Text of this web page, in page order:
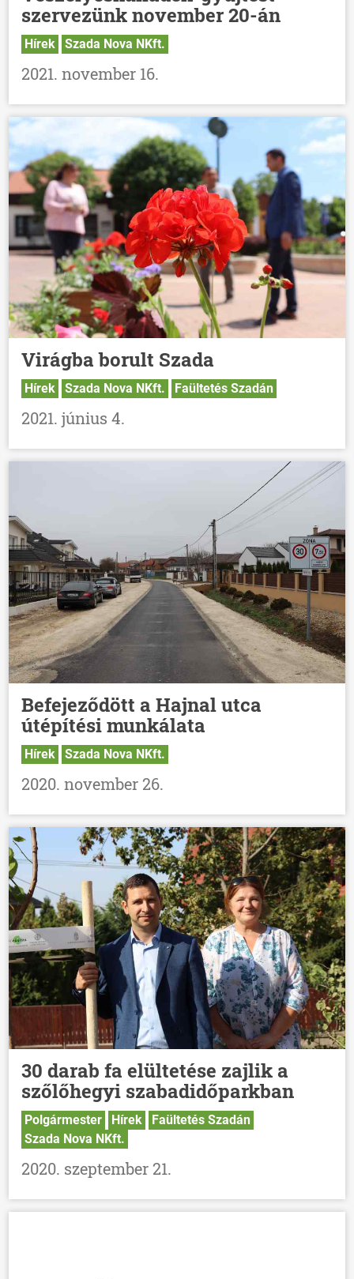
szervezünk november 20-án
Hírek Szada Nova NKft.
2021. november 16.
Virágba borult Szada
Hírek Szada Nova NKft. Faültetés Szadán
2021. június 4.
Befejeződött a Hajnal utca
útépítési munkálata
Hírek Szada Nova NKft.
2020. november 26.
30 darab fa elültetése zajlik a
szőlőhegyi szabadidőparkban
Polgármester Hírek
Faültetés Szadán
Szada Nova NKft.
2020. szeptember 21.